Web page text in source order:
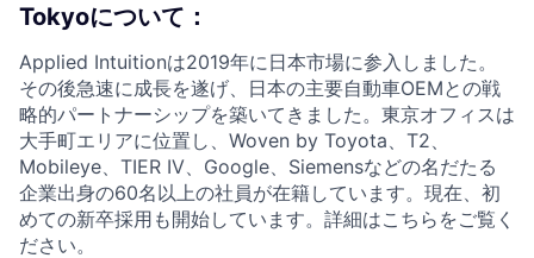
Tokyoについて：
Applied Intuitionは2019年に日本市場に参入しました。
その後急速に成長を遂げ、日本の主要自動車OEMとの戦
略的パートナーシップを築いてきました。東京オフィスは
大手町エリアに位置し、Woven by Toyota、T2、
Mobileye、TIER IV、Google、Siemensなどの名だたる
企業出身の60名以上の社員が在籍しています。現在、初
めての新卒採用も開始しています。詳細はこちらをご覧く
ださい。